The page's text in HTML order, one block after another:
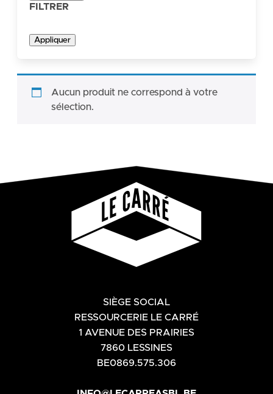
FILTRER
Appliquer
Aucun produit ne correspond à votre
sélection.
SIÈGE SOCIAL
RESSOURCERIE LE CARRÉ
1 AVENUE DES PRAIRIES
7860 LESSINES
BE0869.575.306